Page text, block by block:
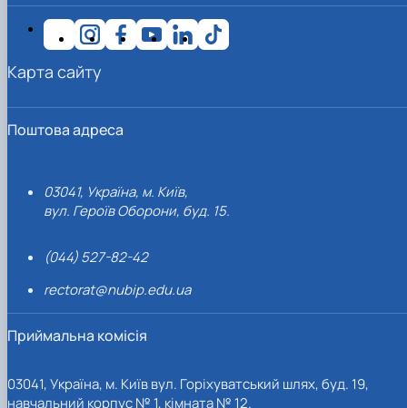
Поштова адреса
03041, Україна, м. Київ,
вул. Героїв Оборони, буд. 15.
(044) 527-82-42
rectorat@nubip.edu.ua
Приймальна комісія
03041, Україна, м. Київ вул. Горіхуватський шлях, буд. 19,
навчальний корпус № 1, кімната № 12.
Карта сайту